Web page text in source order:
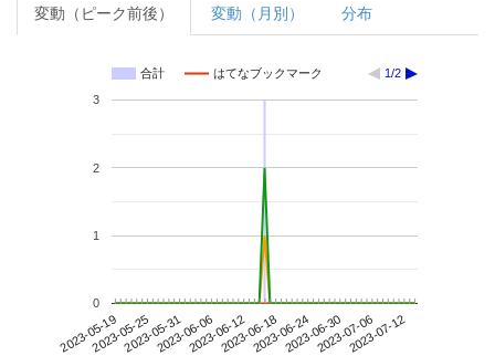
変動（ピーク前後） 変動（月別） 分布
合計 はてなブックマーク 1/2
2023-05-192023-05-252023-05-312023-06-062023-06-122023-06-182023-06-242023-06-302023-07-062023-07-12
0
1
2
3